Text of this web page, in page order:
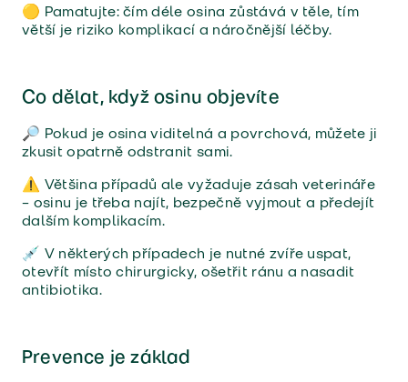
🟡 Pamatujte: čím déle osina zůstává v těle, tím
větší je riziko komplikací a náročnější léčby.
Co dělat, když osinu objevíte
🔎 Pokud je osina viditelná a povrchová, můžete ji
zkusit opatrně odstranit sami.
⚠️ Většina případů ale vyžaduje zásah veterináře
– osinu je třeba najít, bezpečně vyjmout a předejít
dalším komplikacím.
💉 V některých případech je nutné zvíře uspat,
otevřít místo chirurgicky, ošetřit ránu a nasadit
antibiotika.
Prevence je základ